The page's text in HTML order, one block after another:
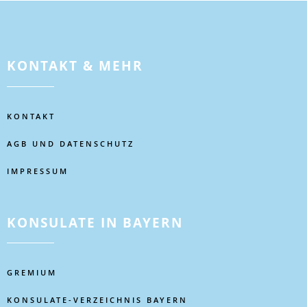
KONTAKT & MEHR
KONTAKT
AGB UND DATENSCHUTZ
IMPRESSUM
KONSULATE IN BAYERN
GREMIUM
KONSULATE-VERZEICHNIS BAYERN